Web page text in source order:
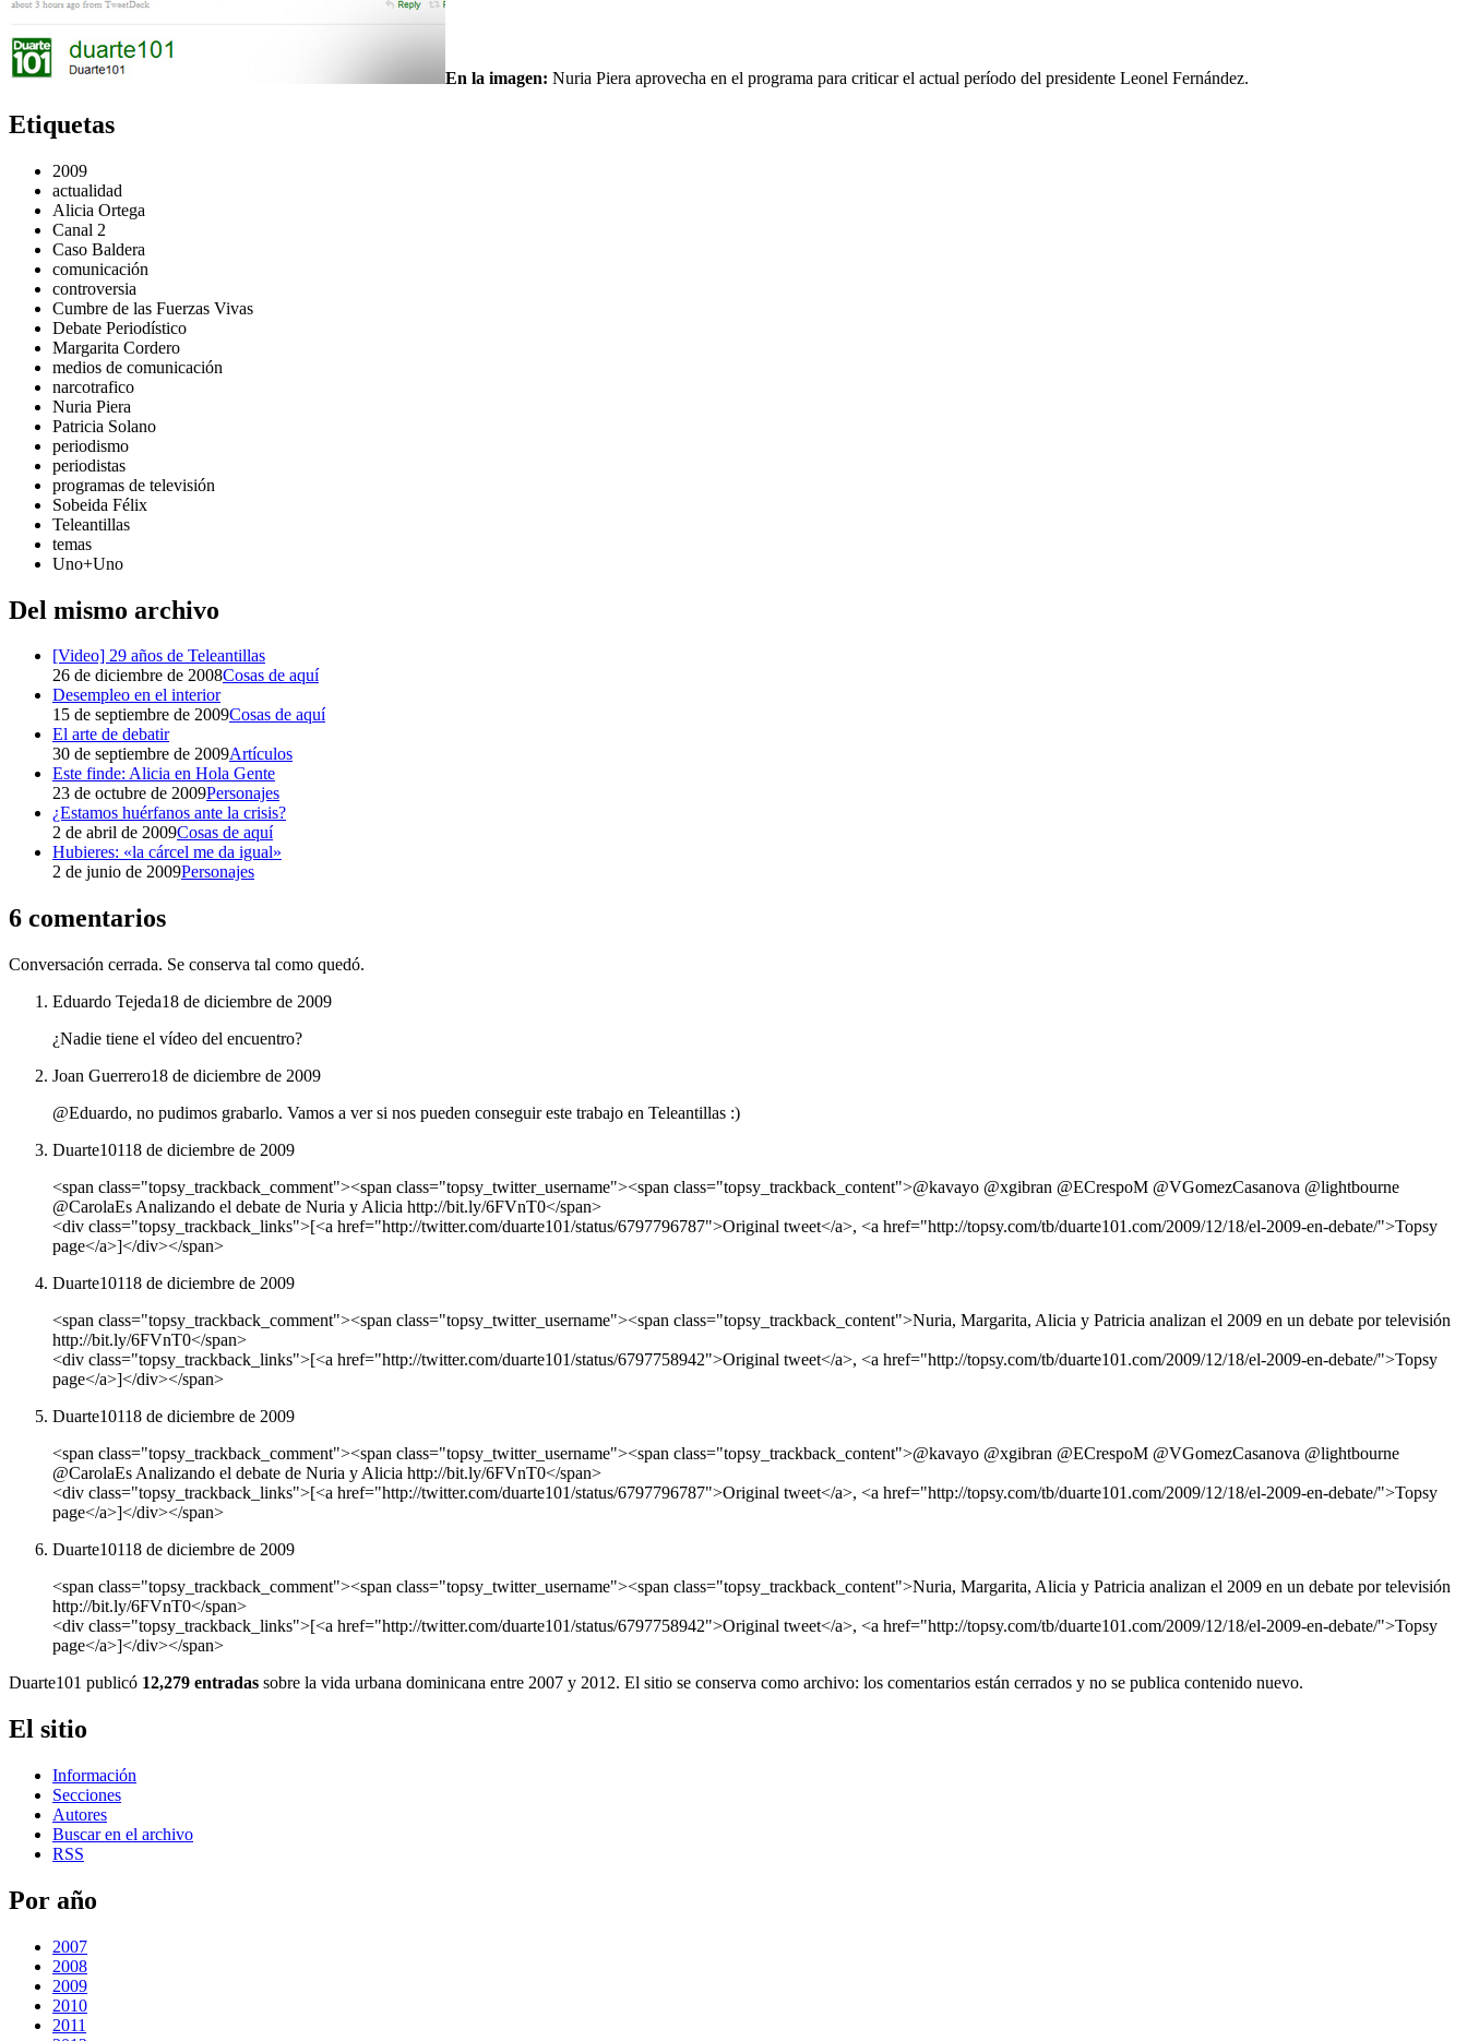
En la imagen: Nuria Piera aprovecha en el programa para criticar el actual período del presidente Leonel Fernández.
Etiquetas
2009
actualidad
Alicia Ortega
Canal 2
Caso Baldera
comunicación
controversia
Cumbre de las Fuerzas Vivas
Debate Periodístico
Margarita Cordero
medios de comunicación
narcotrafico
Nuria Piera
Patricia Solano
periodismo
periodistas
programas de televisión
Sobeida Félix
Teleantillas
temas
Uno+Uno
Del mismo archivo
[Video] 29 años de Teleantillas
26 de diciembre de 2008Cosas de aquí
Desempleo en el interior
15 de septiembre de 2009Cosas de aquí
El arte de debatir
30 de septiembre de 2009Artículos
Este finde: Alicia en Hola Gente
23 de octubre de 2009Personajes
¿Estamos huérfanos ante la crisis?
2 de abril de 2009Cosas de aquí
Hubieres: «la cárcel me da igual»
2 de junio de 2009Personajes
6 comentarios
Conversación cerrada. Se conserva tal como quedó.
Eduardo Tejeda18 de diciembre de 2009
¿Nadie tiene el vídeo del encuentro?
Joan Guerrero18 de diciembre de 2009
@Eduardo, no pudimos grabarlo. Vamos a ver si nos pueden conseguir este trabajo en Teleantillas :)
Duarte10118 de diciembre de 2009
<span class="topsy_trackback_comment"><span class="topsy_twitter_username"><span class="topsy_trackback_content">@kavayo @xgibran @ECrespoM @VGomezCasanova @lightbourne
@CarolaEs Analizando el debate de Nuria y Alicia http://bit.ly/6FVnT0</span>
<div class="topsy_trackback_links">[<a href="http://twitter.com/duarte101/status/6797796787">Original tweet</a>, <a href="http://topsy.com/tb/duarte101.com/2009/12/18/el-2009-en-debate/">Topsy
page</a>]</div></span>
Duarte10118 de diciembre de 2009
<span class="topsy_trackback_comment"><span class="topsy_twitter_username"><span class="topsy_trackback_content">Nuria, Margarita, Alicia y Patricia analizan el 2009 en un debate por televisión
http://bit.ly/6FVnT0</span>
<div class="topsy_trackback_links">[<a href="http://twitter.com/duarte101/status/6797758942">Original tweet</a>, <a href="http://topsy.com/tb/duarte101.com/2009/12/18/el-2009-en-debate/">Topsy
page</a>]</div></span>
Duarte10118 de diciembre de 2009
<span class="topsy_trackback_comment"><span class="topsy_twitter_username"><span class="topsy_trackback_content">@kavayo @xgibran @ECrespoM @VGomezCasanova @lightbourne
@CarolaEs Analizando el debate de Nuria y Alicia http://bit.ly/6FVnT0</span>
<div class="topsy_trackback_links">[<a href="http://twitter.com/duarte101/status/6797796787">Original tweet</a>, <a href="http://topsy.com/tb/duarte101.com/2009/12/18/el-2009-en-debate/">Topsy
page</a>]</div></span>
Duarte10118 de diciembre de 2009
<span class="topsy_trackback_comment"><span class="topsy_twitter_username"><span class="topsy_trackback_content">Nuria, Margarita, Alicia y Patricia analizan el 2009 en un debate por televisión
http://bit.ly/6FVnT0</span>
<div class="topsy_trackback_links">[<a href="http://twitter.com/duarte101/status/6797758942">Original tweet</a>, <a href="http://topsy.com/tb/duarte101.com/2009/12/18/el-2009-en-debate/">Topsy
page</a>]</div></span>
Duarte101 publicó 12,279 entradas sobre la vida urbana dominicana entre 2007 y 2012. El sitio se conserva como archivo: los comentarios están cerrados y no se publica contenido nuevo.
El sitio
Información
Secciones
Autores
Buscar en el archivo
RSS
Por año
2007
2008
2009
2010
2011